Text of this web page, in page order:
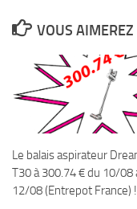
VOUS AIMEREZ
Le balais aspirateur
T30 à 300.74 € du 10/08
12/08 (Entrepot France)